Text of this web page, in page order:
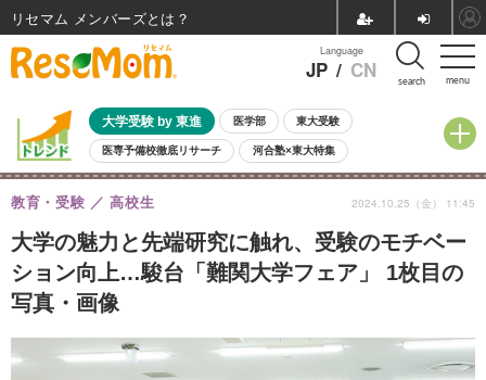
menu
Language
JP / CN search
大学受験 by 東進 医学部 東大受験
医専予備校徹底リサーチ 河合塾×東大特集
親子で考える大学選び 高校受験 中学受験 小学校受験
共通テスト 夏休み
8月開催イベント・WS 全国公立高校 過去問 人気記事
自由研究教材（小学生向け） 自由研究教材（中学生向け） ランキング
大学の魅力と先端研究に触れ、受験のモチベー
ション向上…駿台「難関大学フェア」 1枚目の
写真・画像
教育・受験 高校生 2024.10.25（金） 11:45
リセマム メンバーズ